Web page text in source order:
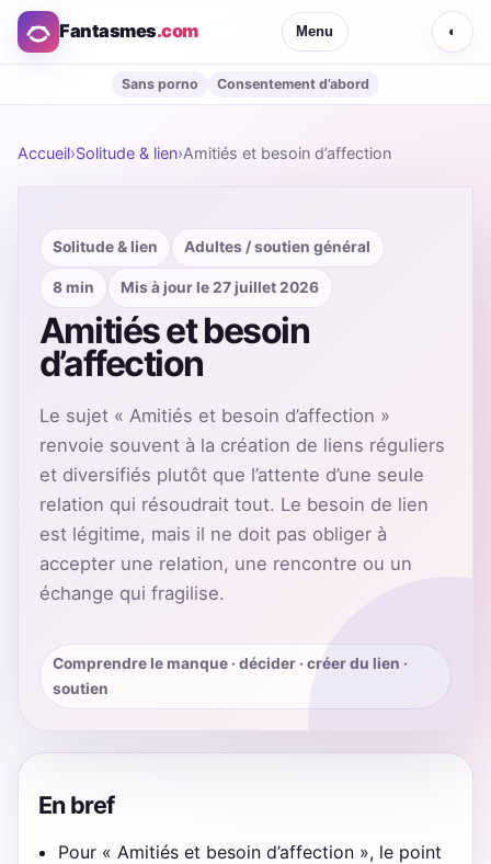
Fantasmes.com Menu ◐
Sans porno Consentement d’abord
Accueil›Solitude & lien›Amitiés et besoin d’affection
Solitude & lien Adultes / soutien général
8 min Mis à jour le 27 juillet 2026
Amitiés et besoin
d’affection
Le sujet « Amitiés et besoin d’affection »
renvoie souvent à la création de liens réguliers
et diversifiés plutôt que l’attente d’une seule
relation qui résoudrait tout. Le besoin de lien
est légitime, mais il ne doit pas obliger à
accepter une relation, une rencontre ou un
échange qui fragilise.
Comprendre le manque · décider · créer du lien ·
soutien
En bref
Pour « Amitiés et besoin d’affection », le point